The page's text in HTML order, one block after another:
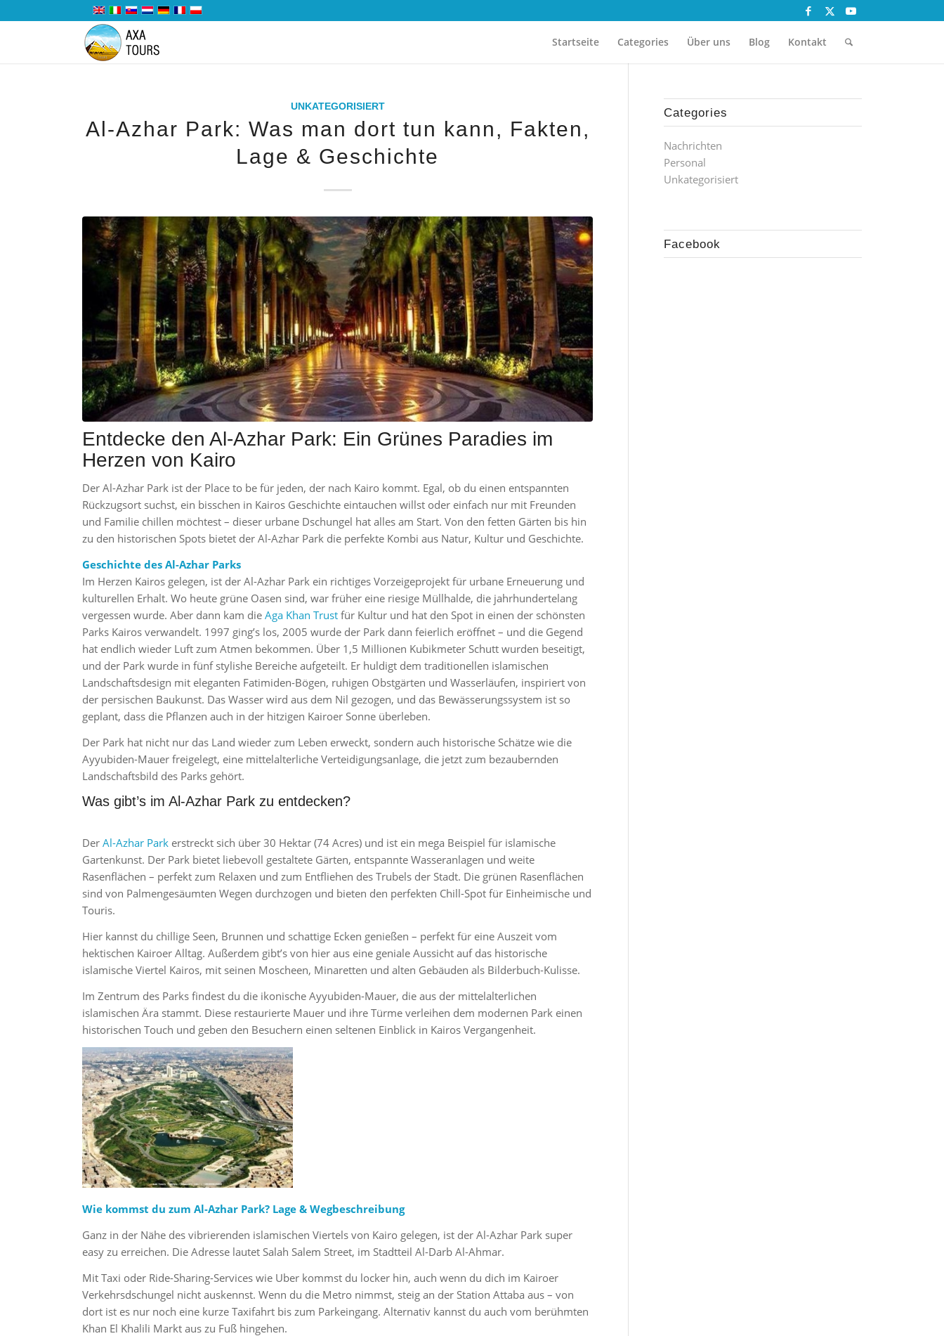
Startseite Categories Über uns Blog Kontakt
UNKATEGORISIERT
Al-Azhar Park: Was man dort tun kann, Fakten,
Lage & Geschichte
Entdecke den Al-Azhar Park: Ein Grünes Paradies im
Herzen von Kairo
Der Al-Azhar Park ist der Place to be für jeden, der nach Kairo kommt. Egal, ob du einen entspannten
Rückzugsort suchst, ein bisschen in Kairos Geschichte eintauchen willst oder einfach nur mit Freunden
und Familie chillen möchtest – dieser urbane Dschungel hat alles am Start. Von den fetten Gärten bis hin
zu den historischen Spots bietet der Al-Azhar Park die perfekte Kombi aus Natur, Kultur und Geschichte.
Geschichte des Al-Azhar Parks
Im Herzen Kairos gelegen, ist der Al-Azhar Park ein richtiges Vorzeigeprojekt für urbane Erneuerung und
kulturellen Erhalt. Wo heute grüne Oasen sind, war früher eine riesige Müllhalde, die jahrhundertelang
vergessen wurde. Aber dann kam dieAga Khan Trust für Kultur und hat den Spot in einen der schönsten
Parks Kairos verwandelt. 1997 ging’s los, 2005 wurde der Park dann feierlich eröffnet – und die Gegend
hat endlich wieder Luft zum Atmen bekommen. Über 1,5 Millionen Kubikmeter Schutt wurden beseitigt,
und der Park wurde in fünf stylishe Bereiche aufgeteilt. Er huldigt dem traditionellen islamischen
Landschaftsdesign mit eleganten Fatimiden-Bögen, ruhigen Obstgärten und Wasserläufen, inspiriert von
der persischen Baukunst. Das Wasser wird aus dem Nil gezogen, und das Bewässerungssystem ist so
geplant, dass die Pflanzen auch in der hitzigen Kairoer Sonne überleben.
Der Park hat nicht nur das Land wieder zum Leben erweckt, sondern auch historische Schätze wie die
Ayyubiden-Mauer freigelegt, eine mittelalterliche Verteidigungsanlage, die jetzt zum bezaubernden
Landschaftsbild des Parks gehört.
Was gibt’s im Al-Azhar Park zu entdecken?
DerAl-Azhar Park erstreckt sich über 30 Hektar (74 Acres) und ist ein mega Beispiel für islamische
Gartenkunst. Der Park bietet liebevoll gestaltete Gärten, entspannte Wasseranlagen und weite
Rasenflächen – perfekt zum Relaxen und zum Entfliehen des Trubels der Stadt. Die grünen Rasenflächen
sind von Palmengesäumten Wegen durchzogen und bieten den perfekten Chill-Spot für Einheimische und
Touris.
Hier kannst du chillige Seen, Brunnen und schattige Ecken genießen – perfekt für eine Auszeit vom
hektischen Kairoer Alltag. Außerdem gibt’s von hier aus eine geniale Aussicht auf das historische
islamische Viertel Kairos, mit seinen Moscheen, Minaretten und alten Gebäuden als Bilderbuch-Kulisse.
Im Zentrum des Parks findest du die ikonische Ayyubiden-Mauer, die aus der mittelalterlichen
islamischen Ära stammt. Diese restaurierte Mauer und ihre Türme verleihen dem modernen Park einen
historischen Touch und geben den Besuchern einen seltenen Einblick in Kairos Vergangenheit.
Wie kommst du zum Al-Azhar Park? Lage & Wegbeschreibung
Ganz in der Nähe des vibrierenden islamischen Viertels von Kairo gelegen, ist der Al-Azhar Park super
easy zu erreichen. Die Adresse lautet Salah Salem Street, im Stadtteil Al-Darb Al-Ahmar.
Mit Taxi oder Ride-Sharing-Services wie Uber kommst du locker hin, auch wenn du dich im Kairoer
Verkehrsdschungel nicht auskennst. Wenn du die Metro nimmst, steig an der Station Attaba aus – von
dort ist es nur noch eine kurze Taxifahrt bis zum Parkeingang. Alternativ kannst du auch vom berühmten
Khan El Khalili Markt aus zu Fuß hingehen.
Categories
Nachrichten
Personal
Unkategorisiert
Facebook